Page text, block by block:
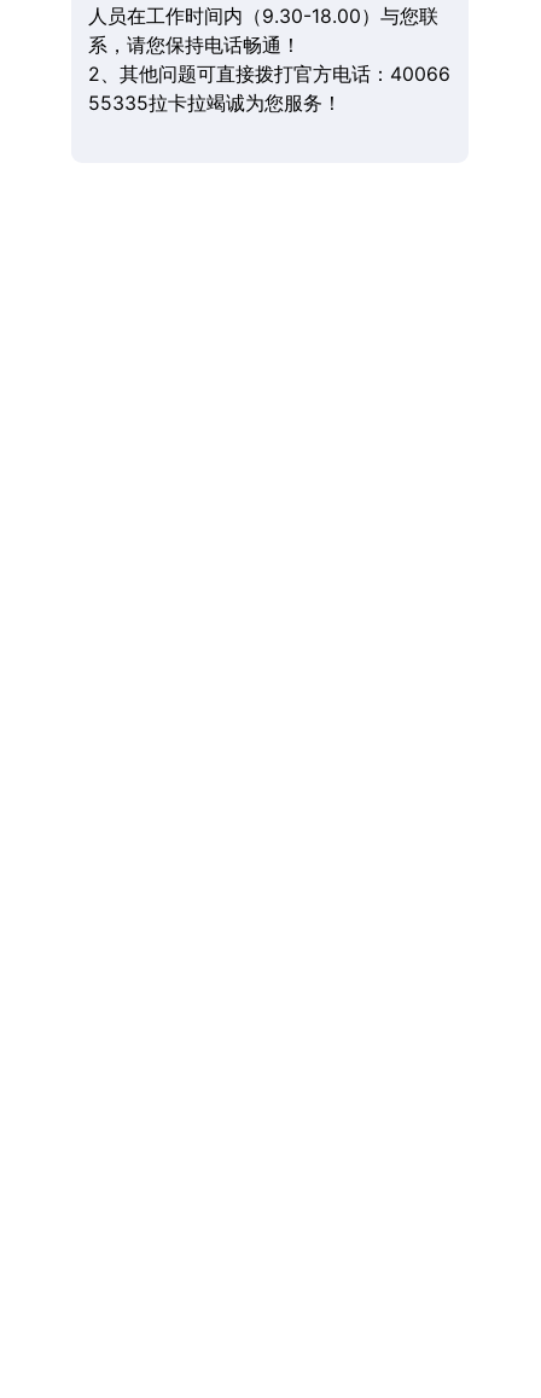
人员在工作时间内（9.30-18.00）与您联
系，请您保持电话畅通！
2、其他问题可直接拨打官方电话：40066
55335拉卡拉竭诚为您服务！